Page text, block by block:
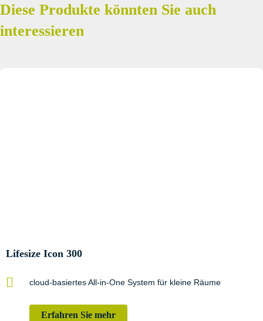
Diese Produkte könnten Sie auch
interessieren
Lifesize Icon 300
cloud-basiertes All-in-One System für kleine Räume
Erfahren Sie mehr